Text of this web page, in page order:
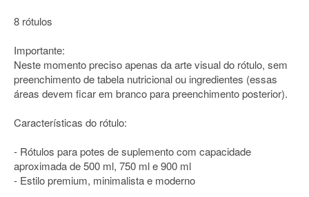
8 rótulos
Importante:
Neste momento preciso apenas da arte visual do rótulo, sem
preenchimento de tabela nutricional ou ingredientes (essas
áreas devem ficar em branco para preenchimento posterior).
Características do rótulo:
- Rótulos para potes de suplemento com capacidade
aproximada de 500 ml, 750 ml e 900 ml
- Estilo premium, minimalista e moderno